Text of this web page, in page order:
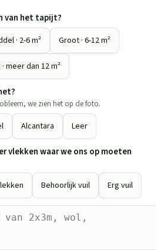
van het tapijt?
· 2-6 m² Groot · 6-12 m²
meer dan 12 m²
we zien het op de foto.
Alcantara Leer
vlekken waar we ons op moeten
Behoorlijk vuil Erg vuil